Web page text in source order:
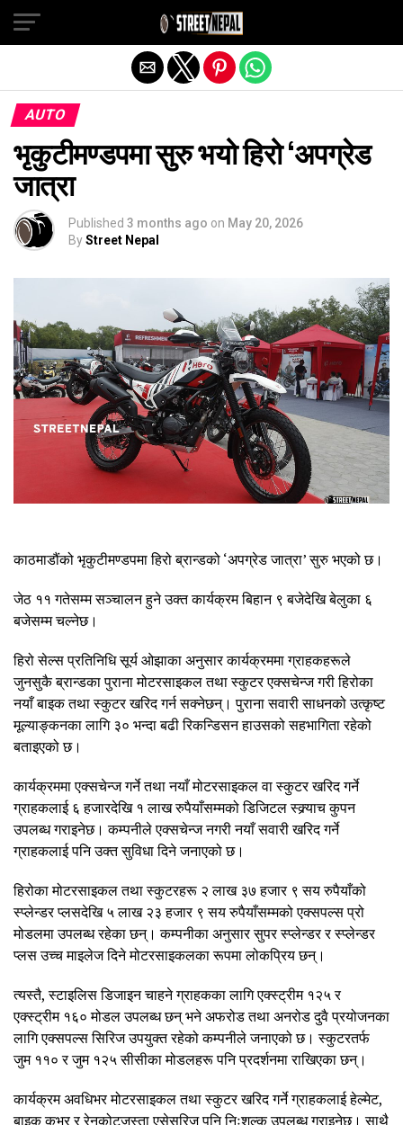
AUTO
भृकुटीमण्डपमा सुरु भयो हिरो ‘अपग्रेड
जात्रा
Published 3 months ago on May 20, 2026
ByStreet Nepal
काठमाडौंको भृकुटीमण्डपमा हिरो ब्रान्डको ‘अपग्रेड जात्रा’ सुरु भएको छ।
जेठ ११ गतेसम्म सञ्चालन हुने उक्त कार्यक्रम बिहान ९ बजेदेखि बेलुका ६
बजेसम्म चल्नेछ।
हिरो सेल्स प्रतिनिधि सूर्य ओझाका अनुसार कार्यक्रममा ग्राहकहरूले
जुनसुकै ब्रान्डका पुराना मोटरसाइकल तथा स्कुटर एक्सचेन्ज गरी हिरोका
नयाँ बाइक तथा स्कुटर खरिद गर्न सक्नेछन्। पुराना सवारी साधनको उत्कृष्ट
मूल्याङ्कनका लागि ३० भन्दा बढी रिकन्डिसन हाउसको सहभागिता रहेको
बताइएको छ।
कार्यक्रममा एक्सचेन्ज गर्ने तथा नयाँ मोटरसाइकल वा स्कुटर खरिद गर्ने
ग्राहकलाई ६ हजारदेखि १ लाख रुपैयाँसम्मको डिजिटल स्क्र्याच कुपन
उपलब्ध गराइनेछ। कम्पनीले एक्सचेन्ज नगरी नयाँ सवारी खरिद गर्ने
ग्राहकलाई पनि उक्त सुविधा दिने जनाएको छ।
हिरोका मोटरसाइकल तथा स्कुटरहरू २ लाख ३७ हजार ९ सय रुपैयाँको
स्प्लेन्डर प्लसदेखि ५ लाख २३ हजार ९ सय रुपैयाँसम्मको एक्सपल्स प्रो
मोडलमा उपलब्ध रहेका छन्। कम्पनीका अनुसार सुपर स्प्लेन्डर र स्प्लेन्डर
प्लस उच्च माइलेज दिने मोटरसाइकलका रूपमा लोकप्रिय छन्।
त्यस्तै, स्टाइलिस डिजाइन चाहने ग्राहकका लागि एक्स्ट्रीम १२५ र
एक्स्ट्रीम १६० मोडल उपलब्ध छन् भने अफरोड तथा अनरोड दुवै प्रयोजनका
लागि एक्सपल्स सिरिज उपयुक्त रहेको कम्पनीले जनाएको छ। स्कुटरतर्फ
जुम ११० र जुम १२५ सीसीका मोडलहरू पनि प्रदर्शनमा राखिएका छन्।
कार्यक्रम अवधिभर मोटरसाइकल तथा स्कुटर खरिद गर्ने ग्राहकलाई हेल्मेट,
बाइक कभर र रेनकोटजस्ता एसेसरिज पनि निःशुल्क उपलब्ध गराइनेछ। साथै
Exit mobile version